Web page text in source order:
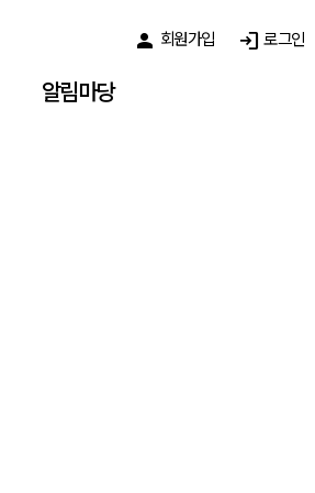
person 회원가입 login 로그인
알림마당